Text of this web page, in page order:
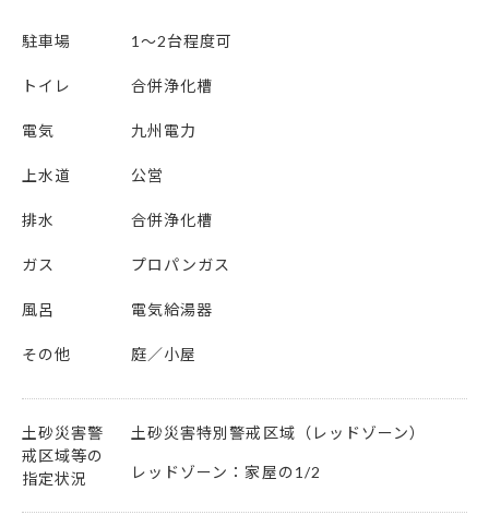
駐車場 1～2台程度可
トイレ 合併浄化槽
電気 九州電力
上水道 公営
排水 合併浄化槽
ガス プロパンガス
風呂 電気給湯器
その他 庭 小屋
土砂災害警
戒区域等の
指定状況
土砂災害特別警戒区域（レッドゾーン）
レッドゾーン：家屋の1/2